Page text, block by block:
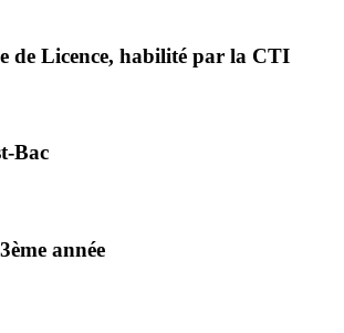
de Licence, habilité par la CTI
Bac
année